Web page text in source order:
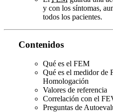
y con los síntomas,
todos los pacientes.
Contenidos
Qué es el FEM
Qué es el medidor de
Homologación
Valores de referencia
Correlación con el
Preguntas de